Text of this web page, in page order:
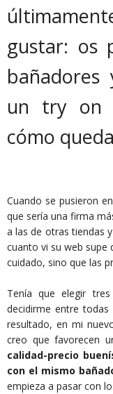
gustar: os
bañadores
un try on
cómo
Cuando se pusieron
que sería una firma
a las de otras tiendas
cuanto vi su web supe
cuidado, sino que las
Tenía que elegir
decidirme entre
resultado, en mi
creo que favorecen
calidad-precio
con el mismo
empieza a pasar con